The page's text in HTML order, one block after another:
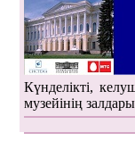
Күнделікті,
музейінің